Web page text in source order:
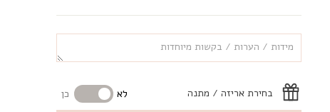
בחירת אריזה / מתנה לא כן